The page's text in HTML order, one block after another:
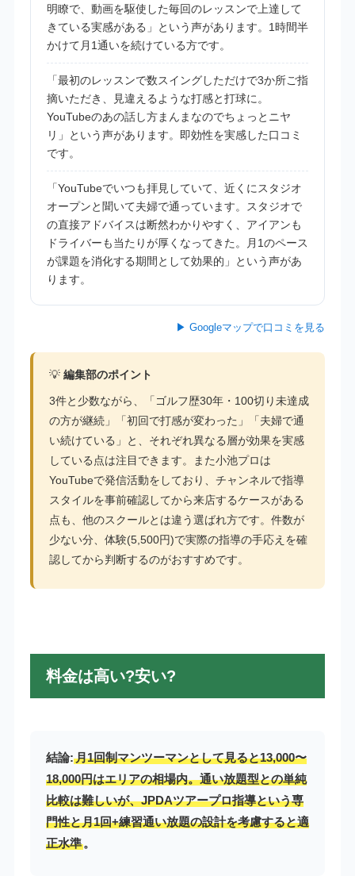
明瞭で、動画を駆使した毎回のレッスンで上達して
きている実感がある」という声があります。1時間半
かけて月1通いを続けている方です。
「最初のレッスンで数スイングしただけで3か所ご指
摘いただき、見違えるような打感と打球に。
YouTubeのあの話し方まんまなのでちょっとニヤ
リ」という声があります。即効性を実感した口コミ
です。
「YouTubeでいつも拝見していて、近くにスタジオ
オープンと聞いて夫婦で通っています。スタジオで
の直接アドバイスは断然わかりやすく、アイアンも
ドライバーも当たりが厚くなってきた。月1のペース
が課題を消化する期間として効果的」という声があ
ります。
▶ Googleマップで口コミを見る
💡 編集部のポイント
3件と少数ながら、「ゴルフ歴30年・100切り未達成
の方が継続」「初回で打感が変わった」「夫婦で通
い続けている」と、それぞれ異なる層が効果を実感
している点は注目できます。また小池プロは
YouTubeで発信活動をしており、チャンネルで指導
スタイルを事前確認してから来店するケースがある
点も、他のスクールとは違う選ばれ方です。件数が
少ない分、体験(5,500円)で実際の指導の手応えを確
認してから判断するのがおすすめです。
料金は高い?安い?
結論:月1回制マンツーマンとして見ると13,000〜
18,000円はエリアの相場内。通い放題型との単純
比較は難しいが、JPDAツアープロ指導という専
門性と月1回+練習通い放題の設計を考慮すると適
正水準。